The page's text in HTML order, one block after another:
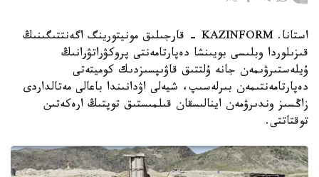
استانا. KAZINFORM - قارجىلىق مونيتورينگ اگەنتتىگىنىڭ
قىزىلوردا وبلىسى بويىنشا دەپارتامەنتى پروكۋراتۋرانىڭ
ۇيلەستىرۋىمەن جانە ۇلتتىق قاۋىپسىزدىك كوميتەتى
دەپارتامەنتىمەن بىرلەسىپ، شيەلى اۋدانىندا باعالى مەتالداردى
زاڭسىز وندىرۋمەن اينالىسقان قىلمىستىق توپتىڭ ارەكەتىن
توقتاتتى.